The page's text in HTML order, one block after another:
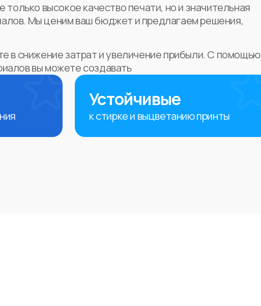
только высокое качество печати, но и значительная
Мы ценим ваш бюджет и предлагаем решения,
в снижение затрат и увеличение прибыли. С помощью
вы можете создавать
Устойчивые
к стирке и выцветанию принты